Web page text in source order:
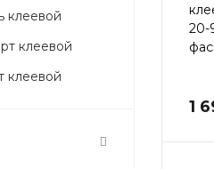
клеевой
клеевой
клеевой
20-
1